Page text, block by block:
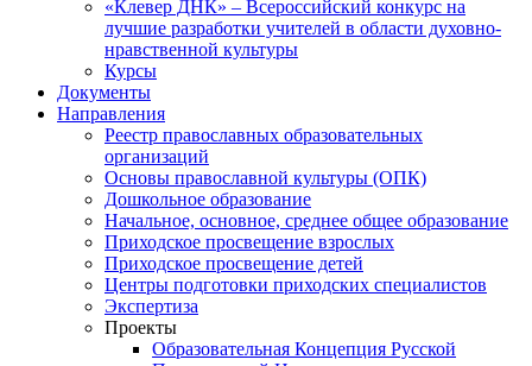
«Клевер ДНК» – Всероссийский конкурс на
лучшие разработки учителей в области духовно-
нравственной культуры
Курсы
Документы
Направления
Реестр православных образовательных
организаций
Основы православной культуры (ОПК)
Дошкольное образование
Начальное, основное, среднее общее образование
Приходское просвещение взрослых
Приходское просвещение детей
Центры подготовки приходских специалистов
Экспертиза
Проекты
Образовательная Концепция Русской